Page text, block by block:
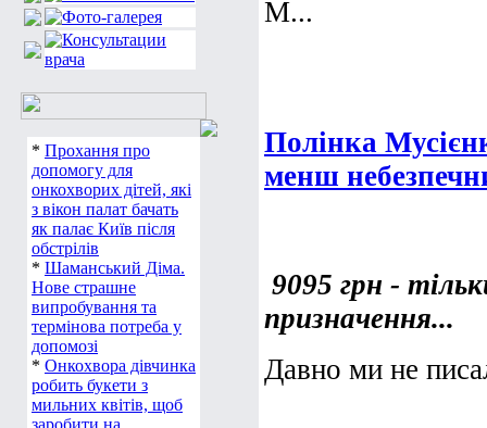
* Прохання про
допомогу для
онкохворих дітей, які
з вікон палат бачать
як палає Київ після
обстрілів
* Шаманський Діма.
Нове страшне
випробування та
термінова потреба у
допомозі
* Онкохвора дівчинка
робить букети з
мильних квітів, щоб
заробити на
М...
Полінка
менш
9095 грн -
призначення...
Давно ми не